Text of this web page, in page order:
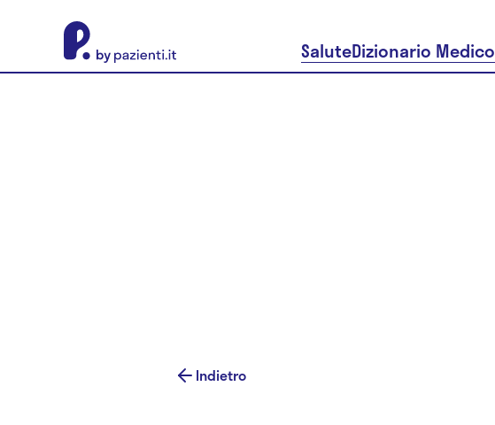
SaluteDizionario Medico
Indietro